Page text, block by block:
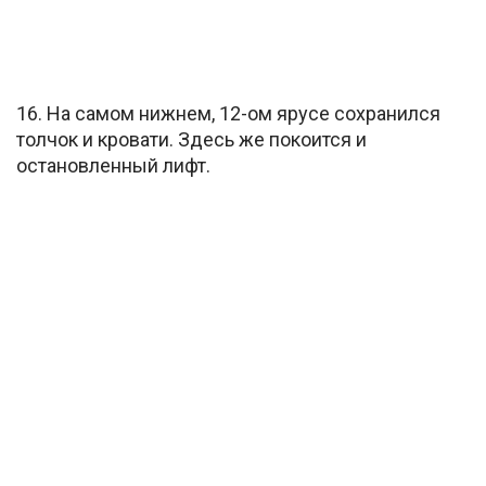
16. На самом нижнем, 12-ом ярусе сохранился
толчок и кровати. Здесь же покоится и
остановленный лифт.